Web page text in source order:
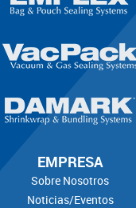
EMPRESA
Sobre Nosotros
Noticias/Eventos